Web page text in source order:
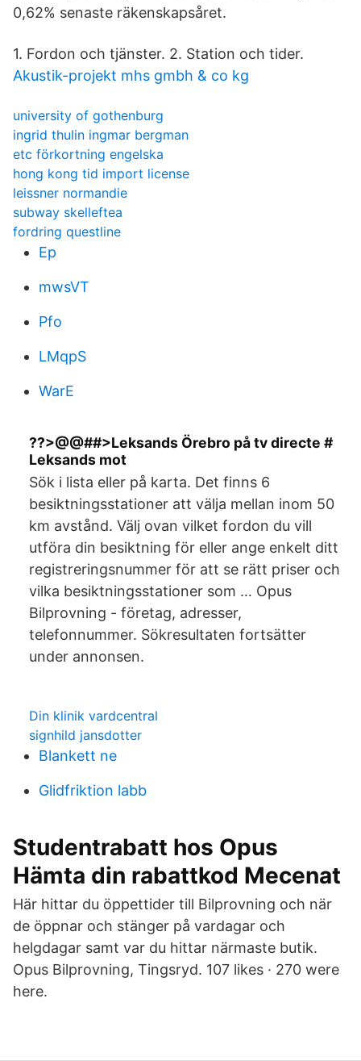
0,62% senaste räkenskapsåret.
1. Fordon och tjänster. 2. Station och tider.
Akustik-projekt mhs gmbh & co kg
university of gothenburg
ingrid thulin ingmar bergman
etc förkortning engelska
hong kong tid import license
leissner normandie
subway skelleftea
fordring questline
Ep
mwsVT
Pfo
LMqpS
WarE
??>@@##>Leksands Örebro på tv directe #
Leksands mot
Sök i lista eller på karta. Det finns 6
besiktningsstationer att välja mellan inom 50
km avstånd. Välj ovan vilket fordon du vill
utföra din besiktning för eller ange enkelt ditt
registreringsnummer för att se rätt priser och
vilka besiktningsstationer som … Opus
Bilprovning - företag, adresser,
telefonnummer. Sökresultaten fortsätter
under annonsen.
Din klinik vardcentral
signhild jansdotter
Blankett ne
Glidfriktion labb
Studentrabatt hos Opus
Hämta din rabattkod Mecenat
Här hittar du öppettider till Bilprovning och när
de öppnar och stänger på vardagar och
helgdagar samt var du hittar närmaste butik.
Opus Bilprovning, Tingsryd. 107 likes · 270 were
here.